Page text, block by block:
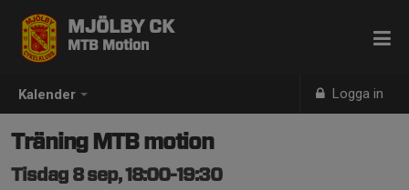
Kalender Logga in
MJÖLBY CK
MTB Motion
Träning MTB motion
Tisdag 8 sep, 18:00-19:30